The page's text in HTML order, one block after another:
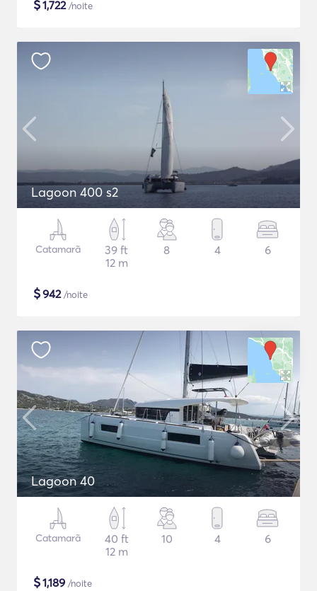
$1,722/noite
Lagoon 400 s2
Catamarã
39 ft
12 m
8 4 6
$942/noite
Lagoon 40
Catamarã
40 ft
12 m
10 4 6
$1,189 /noite